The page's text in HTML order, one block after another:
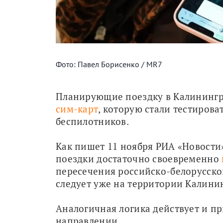
Фото: Павел Борисенко / MR7
Планирующие поездку в
сим-карт, которую стали
беспилотников.
Как пишет 11 ноября РИА
поездки достаточно своевременно
пересечения российско-
следует уже на территории
Аналогичная логика действует и